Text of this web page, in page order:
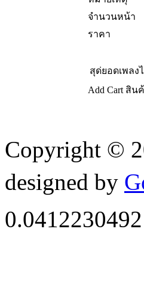
จำนวนหน้า
ราคา
สุด่ยอดเพล
Add Cart สิน
Copyright ©
designed by
0.0412230492